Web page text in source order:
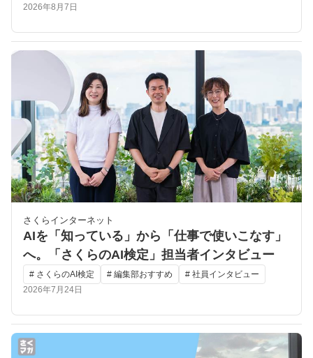
2026年8月7日
さくらインターネット
AIを「知っている」から「仕事で使いこなす」
へ。「さくらのAI検定」担当者インタビュー
# さくらのAI検定 # 編集部おすすめ
# 社員インタビュー
2026年7月24日